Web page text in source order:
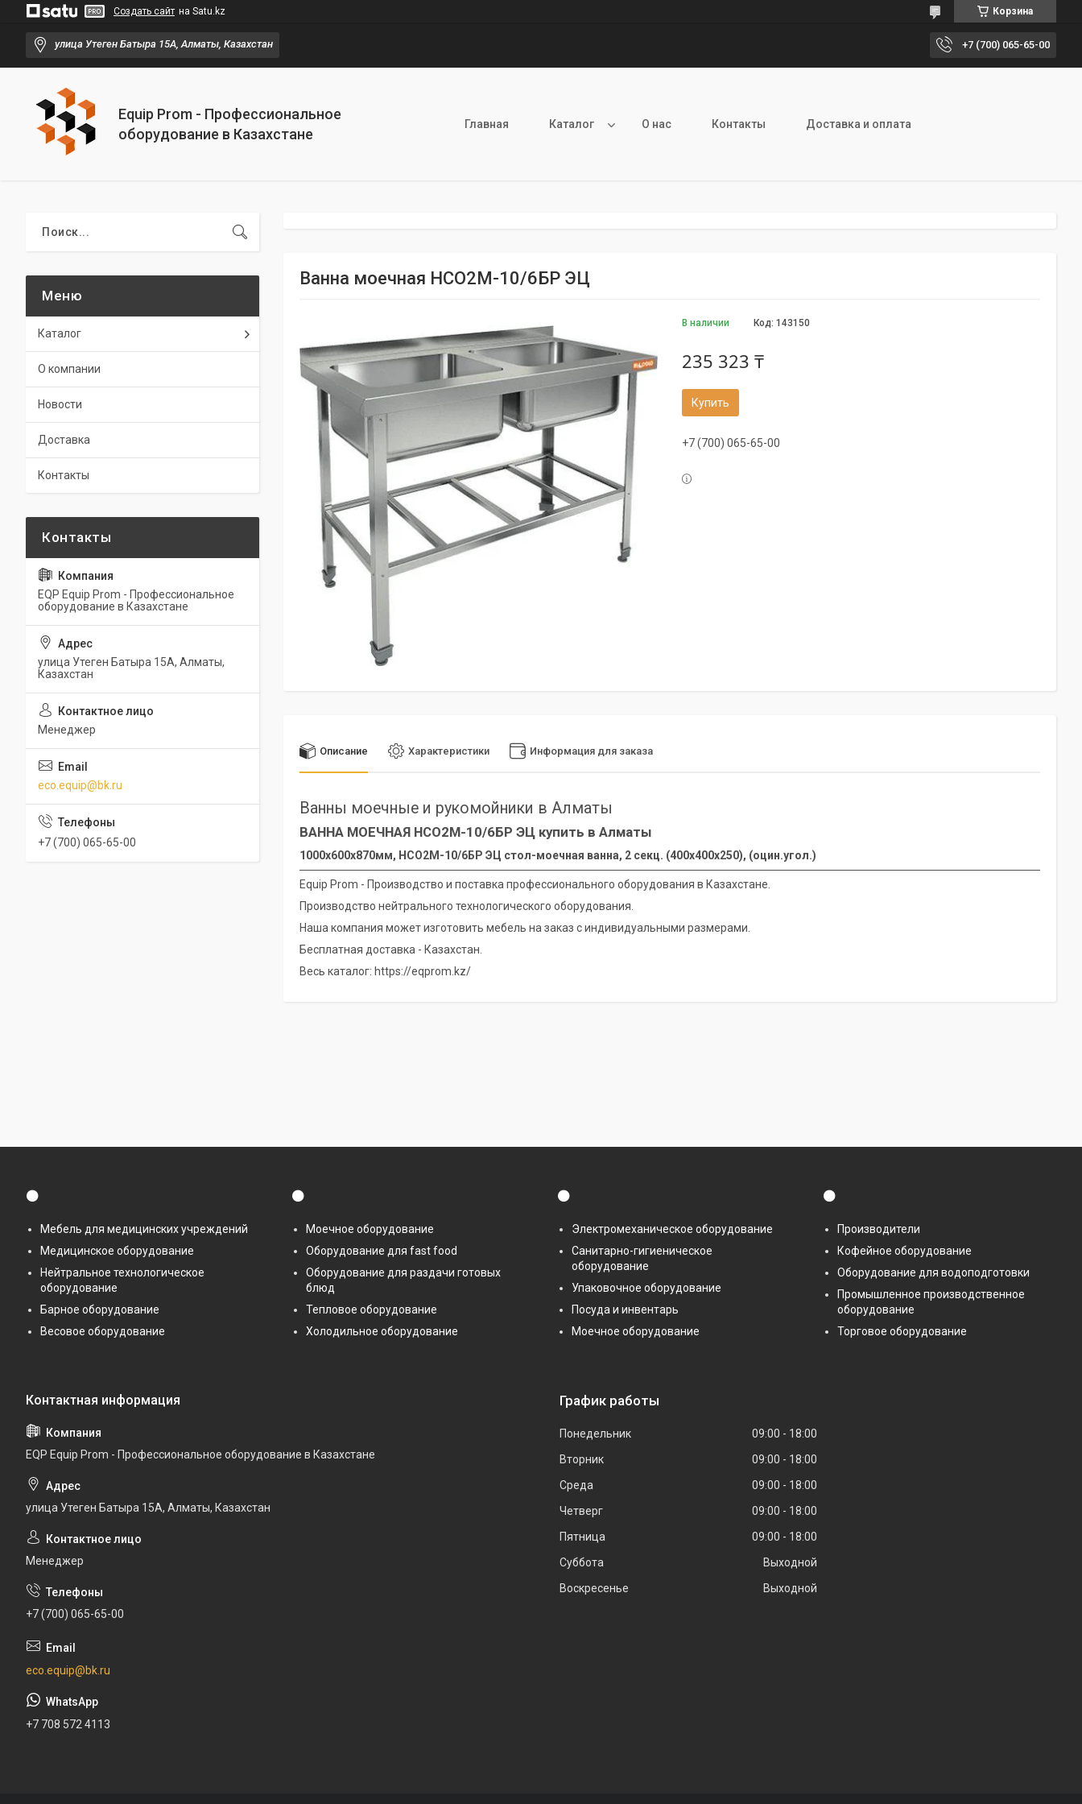
Создать сайт на Satu.kz Корзина
улица Утеген Батыра 15А, Алматы, Казахстан +7 (700) 065-65-00
Equip Prom - Профессиональное
оборудование в Казахстане
Главная Каталог О нас Контакты Доставка и оплата
Ванна моечная НСО2М-10/6БР ЭЦ
В наличии Код: 143150
235 323 ₸
Купить
+7 (700) 065-65-00
Описание Характеристики Информация для заказа
Ванны моечные и рукомойники в Алматы
ВАННА МОЕЧНАЯ НСО2М-10/6БР ЭЦ купить в Алматы
1000х600х870мм, НСО2М-10/6БР ЭЦ стол-моечная ванна, 2 секц. (400х400х250), (оцин.угол.)
Equip Prom - Производство и поставка профессионального оборудования в Казахстане.
Производство нейтрального технологического оборудования.
Наша компания может изготовить мебель на заказ с индивидуальными размерами.
Бесплатная доставка - Казахстан.
Весь каталог: https://eqprom.kz/
Каталог
О компании
Новости
Доставка
Контакты
EQP Equip Prom - Профессиональное
оборудование в Казахстане
улица Утеген Батыра 15А, Алматы,
Казахстан
Менеджер
eco.equip@bk.ru
+7 (700) 065-65-00
⚫
Мебель для медицинских учреждений
Медицинское оборудование
Нейтральное технологическое
оборудование
Барное оборудование
Весовое оборудование
⚫
Моечное оборудование
Оборудование для fast food
Оборудование для раздачи готовых
блюд
Тепловое оборудование
Холодильное оборудование
⚫
Электромеханическое оборудование
Санитарно-гигиеническое
оборудование
Упаковочное оборудование
Посуда и инвентарь
Моечное оборудование
⚫
Производители
Кофейное оборудование
Оборудование для водоподготовки
Промышленное производственное
оборудование
Торговое оборудование
EQP Equip Prom - Профессиональное оборудование в Казахстане
улица Утеген Батыра 15А, Алматы, Казахстан
Менеджер
+7 (700) 065-65-00
eco.equip@bk.ru
+7 708 572 4113
График работы
Понедельник 09:00
18:00
Вторник
09:00
18:00
Среда
09:00
18:00
Четверг
09:00
18:00
Пятница
09:00
18:00
Суббота
Выходной
Воскресенье
Выходной